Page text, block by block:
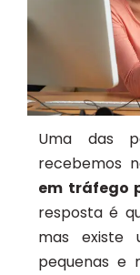
Uma das
recebemos
em tráfego
resposta é
mas existe
pequenas e